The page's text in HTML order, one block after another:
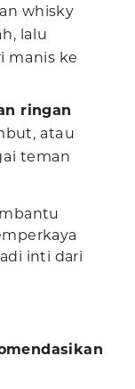
whisky
lalu
manis ke
ringan
atau
teman
inti dari